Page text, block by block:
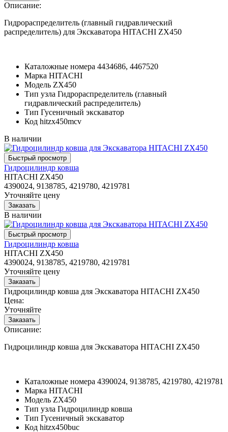
Описание:
Гидрораспределитель (главный гидравлический
распределитель) для Экскаватора HITACHI ZX450
Каталожные номера 4434686, 4467520
Марка HITACHI
Модель ZX450
Тип узла Гидрораспределитель (главный
гидравлический распределитель)
Тип Гусеничный экскаватор
Код hitzx450mcv
В наличии
Гидроцилиндр ковша
HITACHI ZX450
4390024, 9138785, 4219780, 4219781
Уточняйте цену
В наличии
Гидроцилиндр ковша
HITACHI ZX450
4390024, 9138785, 4219780, 4219781
Уточняйте цену
Гидроцилиндр ковша для Экскаватора HITACHI ZX450
Цена:
Уточняйте
Описание:
Гидроцилиндр ковша для Экскаватора HITACHI ZX450
Каталожные номера 4390024, 9138785, 4219780, 4219781
Марка HITACHI
Модель ZX450
Тип узла Гидроцилиндр ковша
Тип Гусеничный экскаватор
Код hitzx450buc